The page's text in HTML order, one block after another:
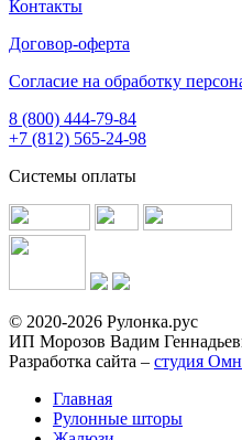
Контакты
Договор-оферта
Согласие на обработку
8 (800) 444-79-84
+7 (812) 565-24-98
Системы оплаты
© 2020-2026 Рулонка.рус
ИП Морозов Вадим
Разработка сайта – студия
Главная
Рулонные шторы